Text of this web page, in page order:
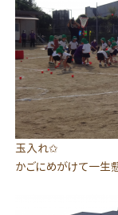
玉入れ✩
かごにめがけて一生